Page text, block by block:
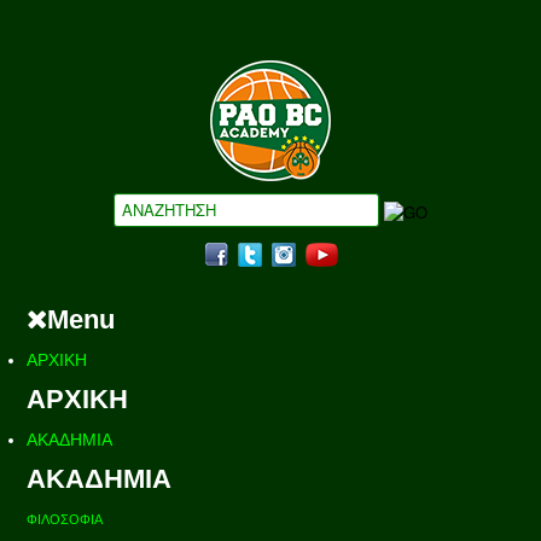
Menu
ΑΡΧΙΚΗ
ΑΡΧΙΚΗ
ΑΚΑΔΗΜΙΑ
ΑΚΑΔΗΜΙΑ
ΦΙΛΟΣΟΦΙΑ